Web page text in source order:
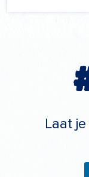
Laat